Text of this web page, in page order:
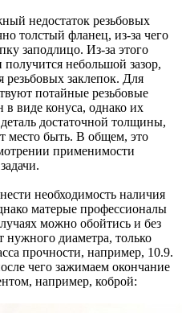
недостаток резьбовых
толстый фланец, из-за чего
заподлицо. Из-за этого
небольшой зазор,
резьбовых заклепок. Для
потайные резьбовые
в виде конуса, однако их
достаточной толщины,
место быть. В общем, это
применимости
необходимость наличия
матерые профессионалы
можно обойтись и без
нужного диаметра, только
прочности, например, 10.9.
чего зажимаем окончание
например, коброй: